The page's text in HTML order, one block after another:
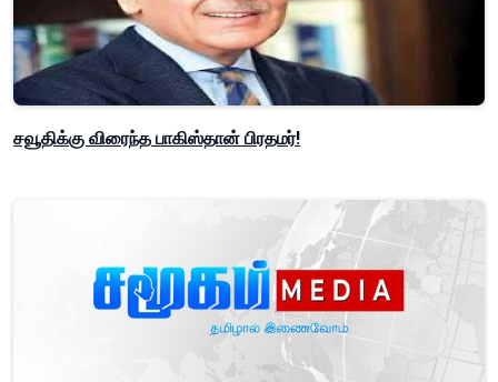
சவூதிக்கு விரைந்த பாகிஸ்தான் பிரதமர்!